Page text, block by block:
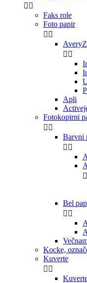
 
Faks role
Foto papir
 
 
Apli
Fotokopirni
 
Barvni
 

Bel
 
Kocke,
Kuverte
 